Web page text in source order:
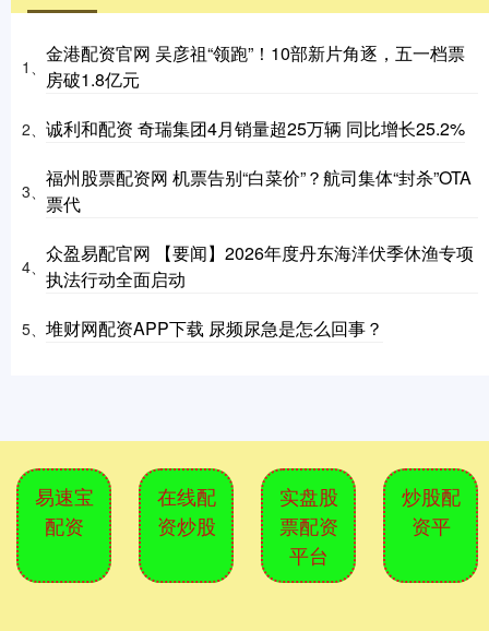
1、
金港配资官网 吴彦祖“领跑”！10部新片角逐，五一档票
房破1.8亿元
2、 诚利和配资 奇瑞集团4月销量超25万辆 同比增长25.2%
3、
福州股票配资网 机票告别“白菜价”？航司集体“封杀”OTA
票代
4、
众盈易配官网 【要闻】2026年度丹东海洋伏季休渔专项
执法行动全面启动
5、 堆财网配资APP下载 尿频尿急是怎么回事？
易速宝
配资
在线配
资炒股
实盘股
票配资
平台
炒股配
资平